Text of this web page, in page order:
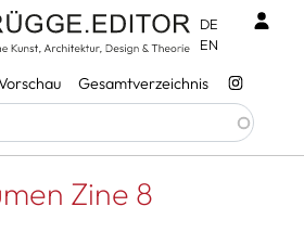
Gesamtverzeichnis
DE
EN
Lumen Zine 8
Zine 8